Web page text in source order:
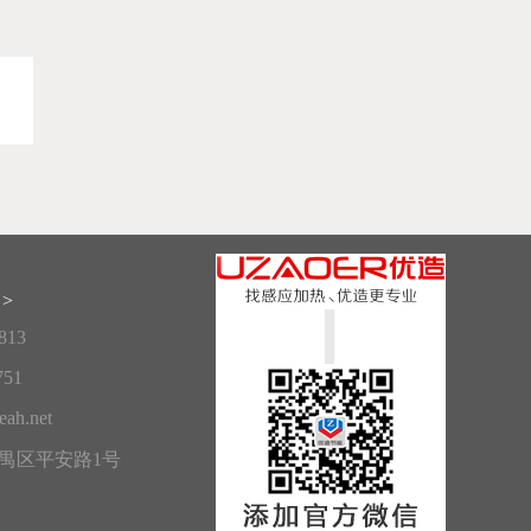
区平安路1号